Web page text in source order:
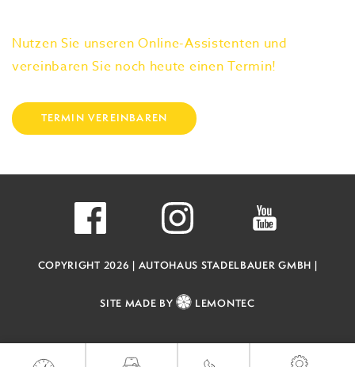
Nutzen Sie unseren Online-Assistenten und
vereinbaren Sie noch heute einen Termin!
TERMIN VEREINBAREN
COPYRIGHT 2026 | AUTOHAUS STADELBAUER GMBH |
SITE MADE BY LEMONTEC